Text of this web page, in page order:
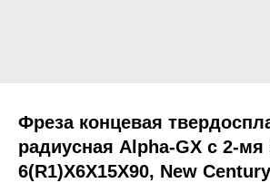
Фреза концевая
радиусная Alpha-GX c 2-мя
6(R1)X6X15X90, New Century